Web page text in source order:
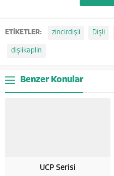
ETİKETLER: zincirdişli Dişli
dişlikaplin
Benzer Konular
UCP Serisi